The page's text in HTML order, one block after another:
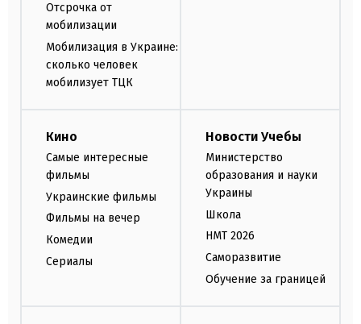
Отсрочка от
мобилизации
Мобилизация в Украине:
сколько человек
мобилизует ТЦК
Кино
Самые интересные
фильмы
Украинские фильмы
Фильмы на вечер
Комедии
Сериалы
Новости Учебы
Министерство
образования и науки
Украины
Школа
НМТ 2026
Саморазвитие
Обучение за границей